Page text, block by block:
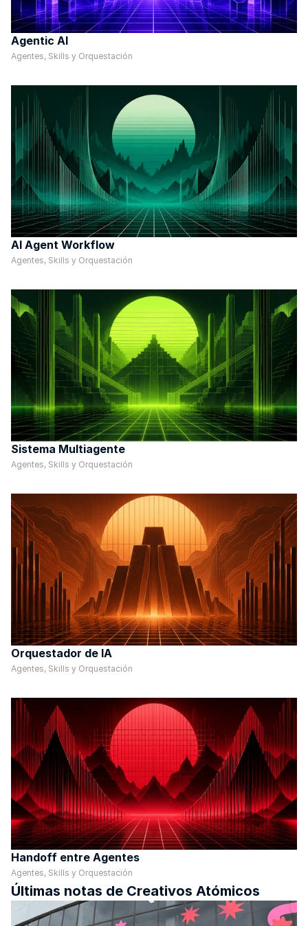
Agentic AI
Agentes, Skills y Orquestación
AI Agent Workflow
Agentes, Skills y Orquestación
Sistema Multiagente
Agentes, Skills y Orquestación
Orquestador de IA
Agentes, Skills y Orquestación
Handoff entre Agentes
Agentes, Skills y Orquestación
Últimas notas de Creativos Atómicos